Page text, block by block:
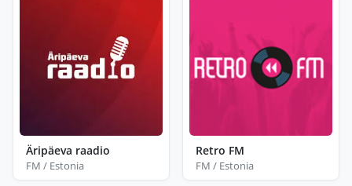
Äripäeva raadio
FM / Estonia
Retro FM
FM / Estonia